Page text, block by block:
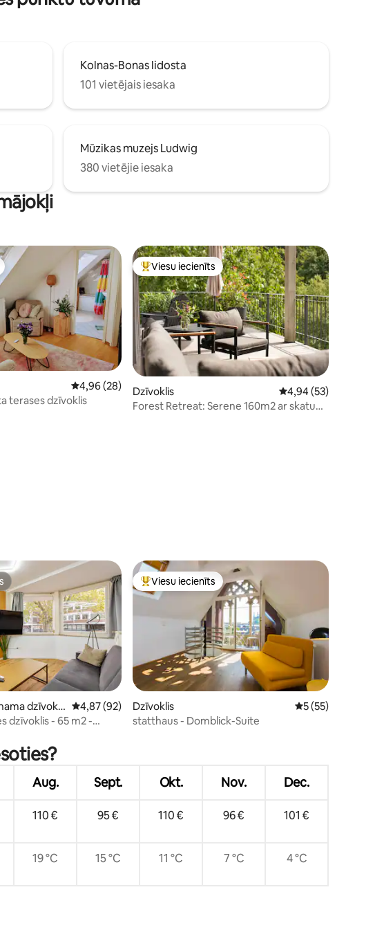
Kolnas-Bonas lidosta
101 vietējais iesaka
Mūzikas muzejs Ludwig
380 vietējie iesaka
skaits: 82
Vidējais vērtējums: 4,96 no 5, atsauksmju skaits: 28
4,96 (28)
terases dzīvoklis
Populārs viesu iecienīts mājoklis
Viesu iecienīts
Dzīvoklis Vidējais vērtējums:
4,94 (53)
Forest Retreat: Serene 160m2 ar skatu
skaits: 20
dzīvokli
Vidējais vērtējums: 4,87 no 5, atsauksmju skaits: 92
4,87 (92)
dzīvoklis - 65 m2 -
Populārs viesu iecienīts mājoklis
Viesu iecienīts
Dzīvoklis Vidējais
5 (55)
statthaus - Domblick-Suite
Aug. Sept. Okt. Nov. Dec.
110 € 95 € 110 € 96 € 101 €
19 °C 15 °C 11 °C 7 °C 4 °C